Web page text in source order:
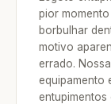
pior
borbulhar
motivo
errado.
equipamento
entupimentos